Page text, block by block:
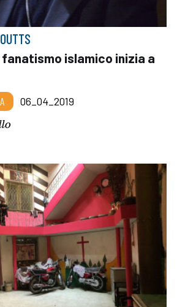
islamico inizia a
06_04_2019